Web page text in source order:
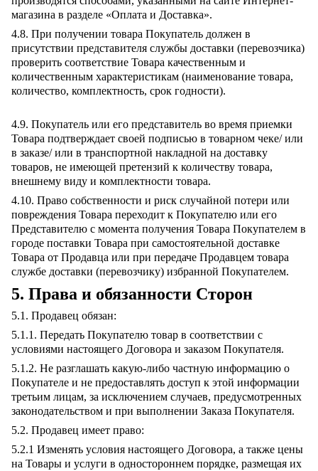
магазина в разделе «Оплата и Доставка».
4.8. При получении товара Покупатель должен в
присутствии представителя службы доставки (перевозчика)
проверить соответствие Товара качественным и
количественным характеристикам (наименование товара,
количество, комплектность, срок годности).
4.9. Покупатель или его представитель во время приемки
Товара подтверждает своей подписью в товарном чеке/ или
в заказе/ или в транспортной накладной на доставку
товаров, не имеющей претензий к количеству товара,
внешнему виду и комплектности товара.
4.10. Право собственности и риск случайной потери или
повреждения Товара переходит к Покупателю или его
Представителю с момента получения Товара Покупателем в
городе поставки Товара при самостоятельной доставке
Товара от Продавца или при передаче Продавцем товара
службе доставки (перевозчику) избранной Покупателем.
5. Права и обязанности Сторон
5.1. Продавец обязан:
5.1.1. Передать Покупателю товар в соответствии с
условиями настоящего Договора и заказом Покупателя.
5.1.2. Не разглашать какую-либо частную информацию о
Покупателе и не предоставлять доступ к этой информации
третьим лицам, за исключением случаев, предусмотренных
законодательством и при выполнении Заказа Покупателя.
5.2. Продавец имеет право:
5.2.1 Изменять условия настоящего Договора, а также цены
на Товары и услуги в одностороннем порядке, размещая их